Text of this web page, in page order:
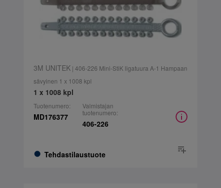
3M UNITEK| 406-226 Mini-StiK ligatuura A-1 Hampaan
sävyinen 1 x 1008 kpl
1 x 1008 kpl
Tuotenumero:
MD176377
Tehdastilaustuote
Valmistajan
tuotenumero:
406-226